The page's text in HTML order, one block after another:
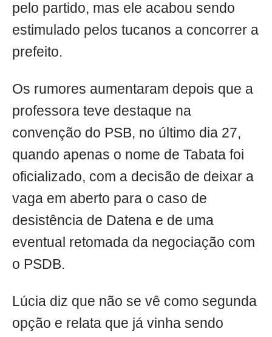
pelo partido, mas ele acabou sendo
estimulado pelos tucanos a concorrer a
prefeito.
Os rumores aumentaram depois que a
professora teve destaque na
convenção do PSB, no último dia 27,
quando apenas o nome de Tabata foi
oficializado, com a decisão de deixar a
vaga em aberto para o caso de
desistência de Datena e de uma
eventual retomada da negociação com
o PSDB.
Lúcia diz que não se vê como segunda
opção e relata que já vinha sendo